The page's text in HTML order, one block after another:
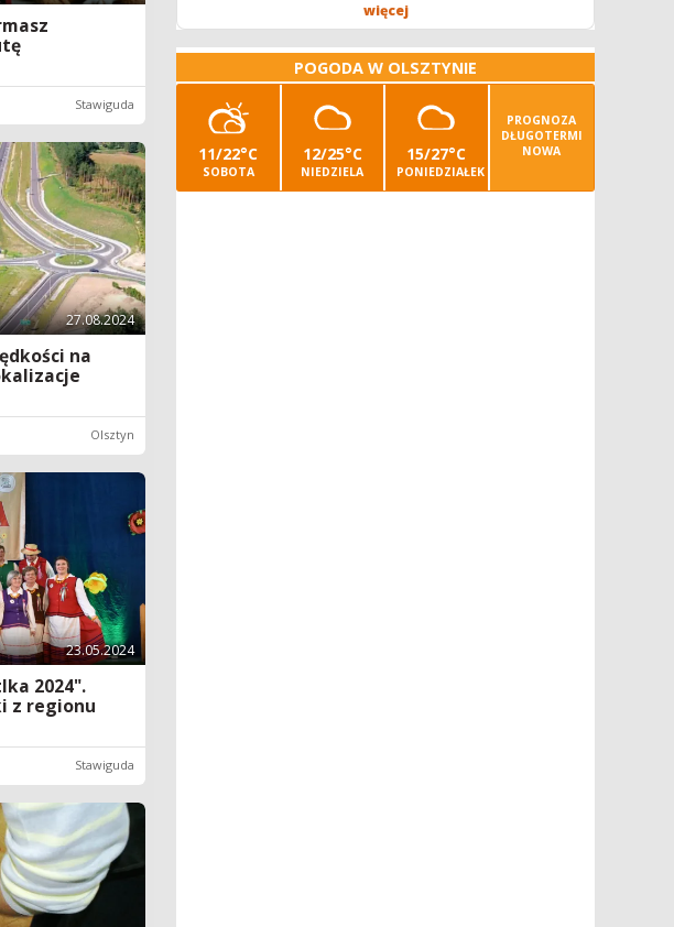
Stawiguda
27.08.2024
na
Olsztyn
23.05.2024
2024".
z regionu
Stawiguda
więcej
POGODA W OLSZTYNIE
11/22°C
SOBOTA
12/25°C
NIEDZIELA
15/27°C
PONIEDZIAŁEK
PROGNOZA
DŁUGOTERMI
NOWA